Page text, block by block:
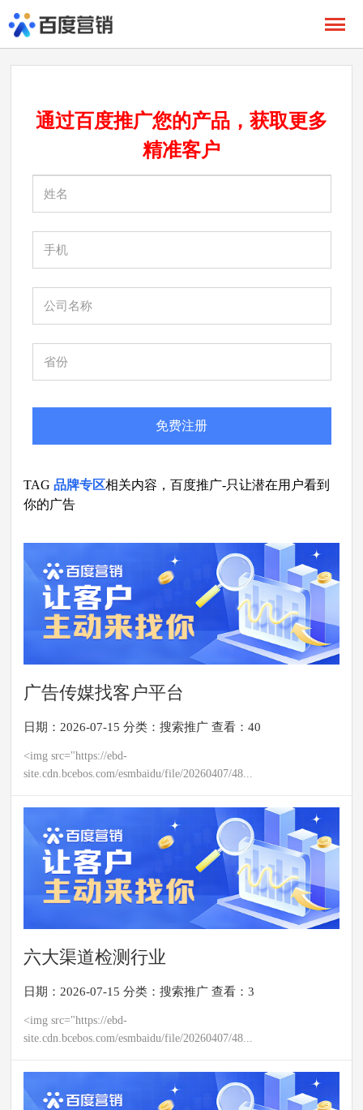
通过百度推广您的产品，获取更多
精准客户
免费注册
TAG品牌专区相关内容，百度推广-只让潜在用户看到
你的广告
广告传媒找客户平台
日期：2026-07-15 分类：搜索推广 查看：40
<img src="https://ebd-
site.cdn.bcebos.com/esmbaidu/file/20260407/48...
六大渠道检测行业
日期：2026-07-15 分类：搜索推广 查看：3
<img src="https://ebd-
site.cdn.bcebos.com/esmbaidu/file/20260407/48...